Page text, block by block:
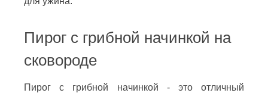
Пирог с грибной начинкой на
сковороде
Пирог с грибной начинкой - это отличный